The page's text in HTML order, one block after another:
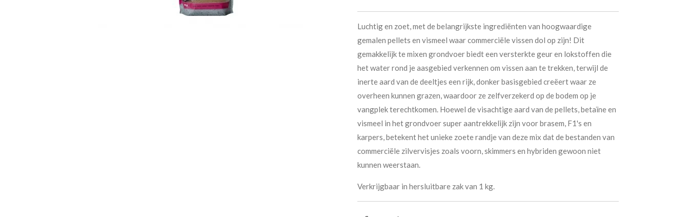
Luchtig en zoet, met de belangrijkste ingrediënten van hoogwaardige
gemalen pellets en vismeel waar commerciële vissen dol op zijn! Dit
gemakkelijk te mixen grondvoer biedt een versterkte geur en lokstoffen die
het water rond je aasgebied verkennen om vissen aan te trekken, terwijl de
inerte aard van de deeltjes een rijk, donker basisgebied creëert waar ze
overheen kunnen grazen, waardoor ze zelfverzekerd op de bodem op je
vangplek terechtkomen. Hoewel de visachtige aard van de pellets, betaïne en
vismeel in het grondvoer super aantrekkelijk zijn voor brasem, F1's en
karpers, betekent het unieke zoete randje van deze mix dat de bestanden van
commerciële zilvervisjes zoals voorn, skimmers en hybriden gewoon niet
kunnen weerstaan.
Verkrijgbaar in hersluitbare zak van 1 kg.